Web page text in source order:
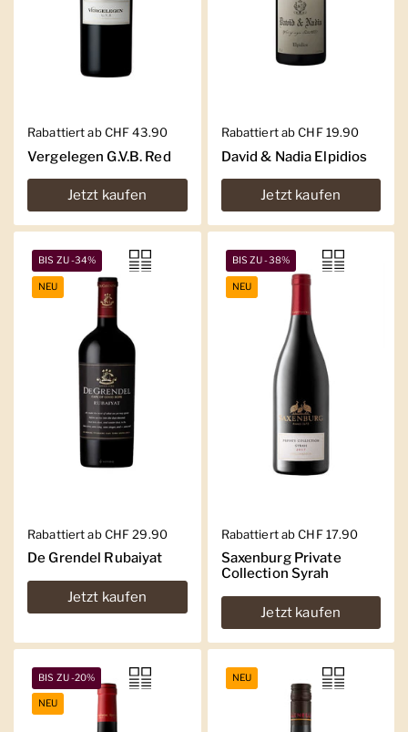
Regulärer Preis
Rabattiert ab CHF 43.90
Vergelegen G.V.B. Red
Jetzt kaufen
Regulärer Preis
Rabattiert ab CHF 19.90
David & Nadia Elpidios
Jetzt kaufen
Regulärer Preis
Rabattiert ab CHF 29.90
De Grendel Rubaiyat
Jetzt kaufen
BIS ZU -34%
NEU
Regulärer Preis
Rabattiert ab CHF 17.90
Saxenburg Private
Collection Syrah
Jetzt kaufen
BIS ZU -38%
NEU
BIS ZU -20%
NEU
NEU